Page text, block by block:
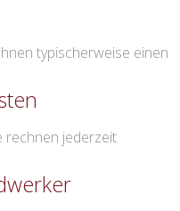
typischerweise einen
rechnen jederzeit